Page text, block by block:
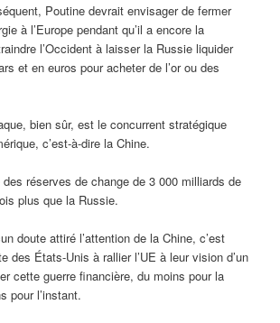
Poutine devrait envisager de fermer
à l’Europe pendant qu’il a encore la
l’Occident à laisser la Russie liquider
et en euros pour acheter de l’or ou des
bien sûr, est le concurrent stratégique
c’est-à-dire la Chine.
réserves de change de 3 000 milliards de
plus que la Russie.
doute attiré l’attention de la Chine, c’est
des États-Unis à rallier l’UE à leur vision d’un
cette guerre financière, du moins pour la
pour l’instant.